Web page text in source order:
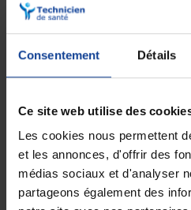
Consentement Détails
Ce site web utilise des
Les cookies nous permettent
et les annonces, d'offrir des
médias sociaux et d'analyser
partageons également des
Expédition
soignée et discrète
ID Slip Extra Plus est un change
protection efficace aux
personnes
grabataires,souffrant
Grâce à sa conception entièrement
sécurité et douceur tout en